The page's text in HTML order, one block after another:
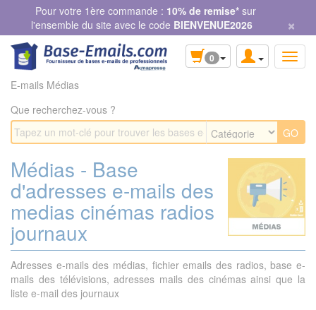
Pour votre 1ère commande : 10% de remise* sur
l'ensemble du site avec le code BIENVENUE2026 ×
0
E-mails Médias
Que recherchez-vous ?
Médias - Base
d'adresses e-mails des
medias cinémas radios
journaux
Adresses e-mails des médias, fichier emails des radios, base e-
mails des télévisions, adresses mails des cinémas ainsi que la
liste e-mail des journaux
Panneau de gestion des cookies